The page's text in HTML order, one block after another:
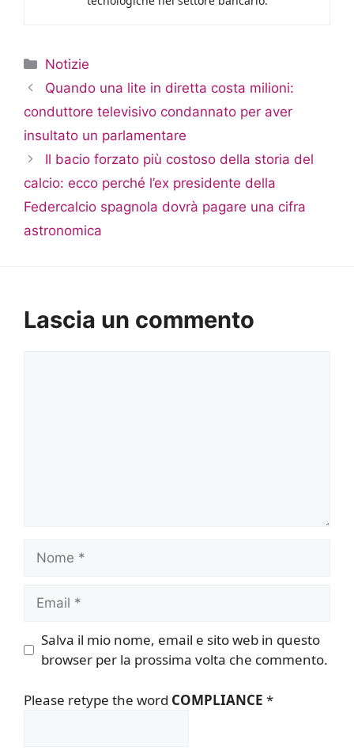
Categorie
Notizie
Quando una lite in diretta costa milioni:
conduttore televisivo condannato per aver
insultato un parlamentare
Il bacio forzato più costoso della storia del
calcio: ecco perché l’ex presidente della
Federcalcio spagnola dovrà pagare una cifra
astronomica
Lascia un commento
Nome
Email
Salva il mio nome, email e sito web in questo
browser per la prossima volta che commento.
Please retype the word COMPLIANCE *